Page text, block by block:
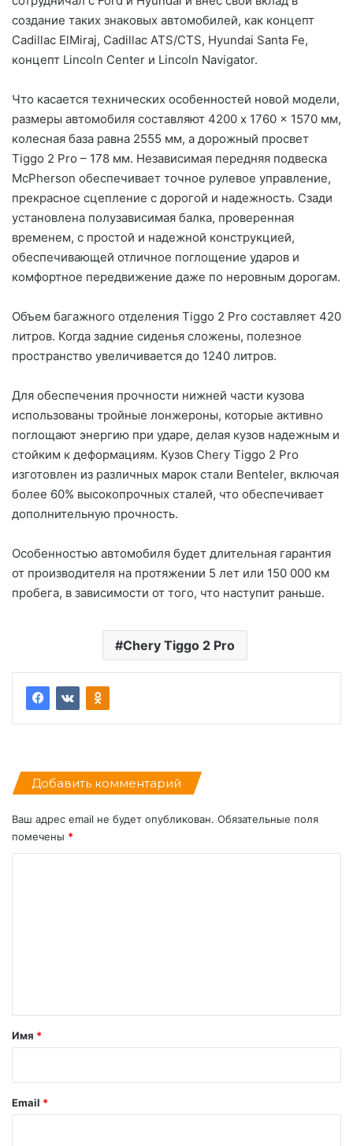
создание таких знаковых автомобилей, как концепт
Cadillac ElMiraj, Cadillac ATS/CTS, Hyundai Santa Fe,
концепт Lincoln Center и Lincoln Navigator.
Что касается технических особенностей новой модели,
размеры автомобиля составляют 4200 x 1760 x 1570 мм,
колесная база равна 2555 мм, а дорожный просвет
Tiggo 2 Pro – 178 мм. Независимая передняя подвеска
McPherson обеспечивает точное рулевое управление,
прекрасное сцепление с дорогой и надежность. Сзади
установлена полузависимая балка, проверенная
временем, с простой и надежной конструкцией,
обеспечивающей отличное поглощение ударов и
комфортное передвижение даже по неровным дорогам.
Объем багажного отделения Tiggo 2 Pro составляет 420
литров. Когда задние сиденья сложены, полезное
пространство увеличивается до 1240 литров.
Для обеспечения прочности нижней части кузова
использованы тройные лонжероны, которые активно
поглощают энергию при ударе, делая кузов надежным и
стойким к деформациям. Кузов Chery Tiggo 2 Pro
изготовлен из различных марок стали Benteler, включая
более 60% высокопрочных сталей, что обеспечивает
дополнительную прочность.
Особенностью автомобиля будет длительная гарантия
от производителя на протяжении 5 лет или 150 000 км
пробега, в зависимости от того, что наступит раньше.
Chery Tiggo 2 Pro
Добавить комментарий
Ваш адрес email не будет опубликован. Обязательные поля
помечены *
а
й
Имя *
Email *